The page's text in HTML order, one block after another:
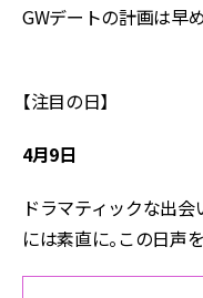
GWデートの計画は早
【注目の日】
4月9日
ドラマティックな出
には素直に。この日声